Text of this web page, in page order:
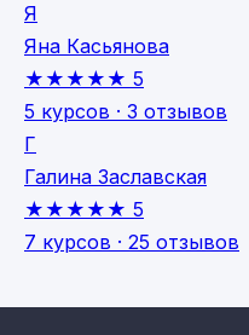
Я
Яна Касьянова
★★★★★ 5
5 курсов · 3 отзывов
Г
Галина Заславская
★★★★★ 5
7 курсов · 25 отзывов